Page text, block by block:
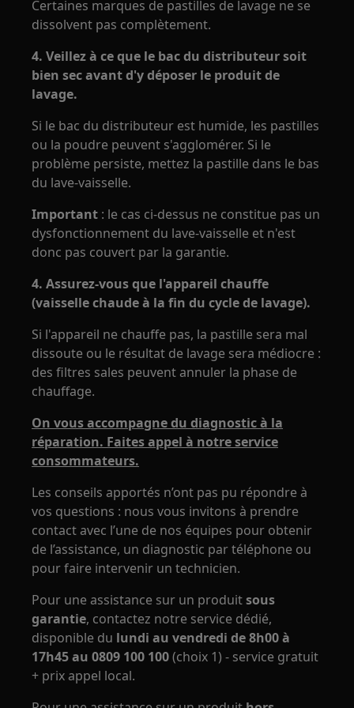
Certaines marques de pastilles de lavage ne se
dissolvent pas complètement.
4. Veillez à ce que le bac du distributeur soit
bien sec avant d'y déposer le produit de
lavage.
Si le bac du distributeur est humide, les pastilles
ou la poudre peuvent s'agglomérer. Si le
problème persiste, mettez la pastille dans le bas
du lave-vaisselle.
Important : le cas ci-dessus ne constitue pas un
dysfonctionnement du lave-vaisselle et n'est
donc pas couvert par la garantie.
4. Assurez-vous que l'appareil chauffe
(vaisselle chaude à la fin du cycle de lavage).
Si l'appareil ne chauffe pas, la pastille sera mal
dissoute ou le résultat de lavage sera médiocre :
des filtres sales peuvent annuler la phase de
chauffage.
On vous accompagne du diagnostic à la
réparation. Faites appel à notre service
consommateurs.
Les conseils apportés n’ont pas pu répondre à
vos questions : nous vous invitons à prendre
contact avec l’une de nos équipes pour obtenir
de l’assistance, un diagnostic par téléphone ou
pour faire intervenir un technicien.
Pour une assistance sur un produitsous
garantie, contactez notre service dédié,
disponible du lundi au vendredi de 8h00 à
17h45 au 0809 100 100(choix 1) - service gratuit
+ prix appel local.